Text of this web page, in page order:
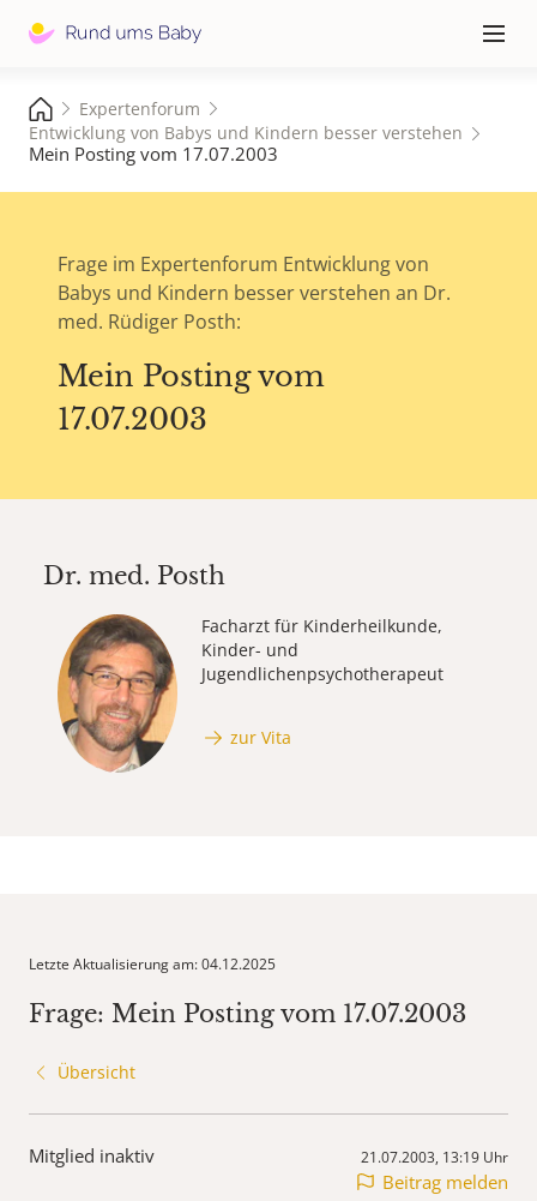
≡
Expertenforum
Entwicklung von Babys und Kindern besser verstehen
Mein Posting vom 17.07.2003
Frage im Expertenforum Entwicklung von
Babys und Kindern besser verstehen an Dr.
med. Rüdiger Posth:
Mein Posting vom
17.07.2003
Dr. med. Posth
Facharzt für Kinderheilkunde,
Kinder- und
Jugendlichenpsychotherapeut
zur Vita
Letzte Aktualisierung am: 04.12.2025
Frage: Mein Posting vom 17.07.2003
Übersicht
Mitglied inaktiv 21.07.2003, 13:19 Uhr
Beitrag melden